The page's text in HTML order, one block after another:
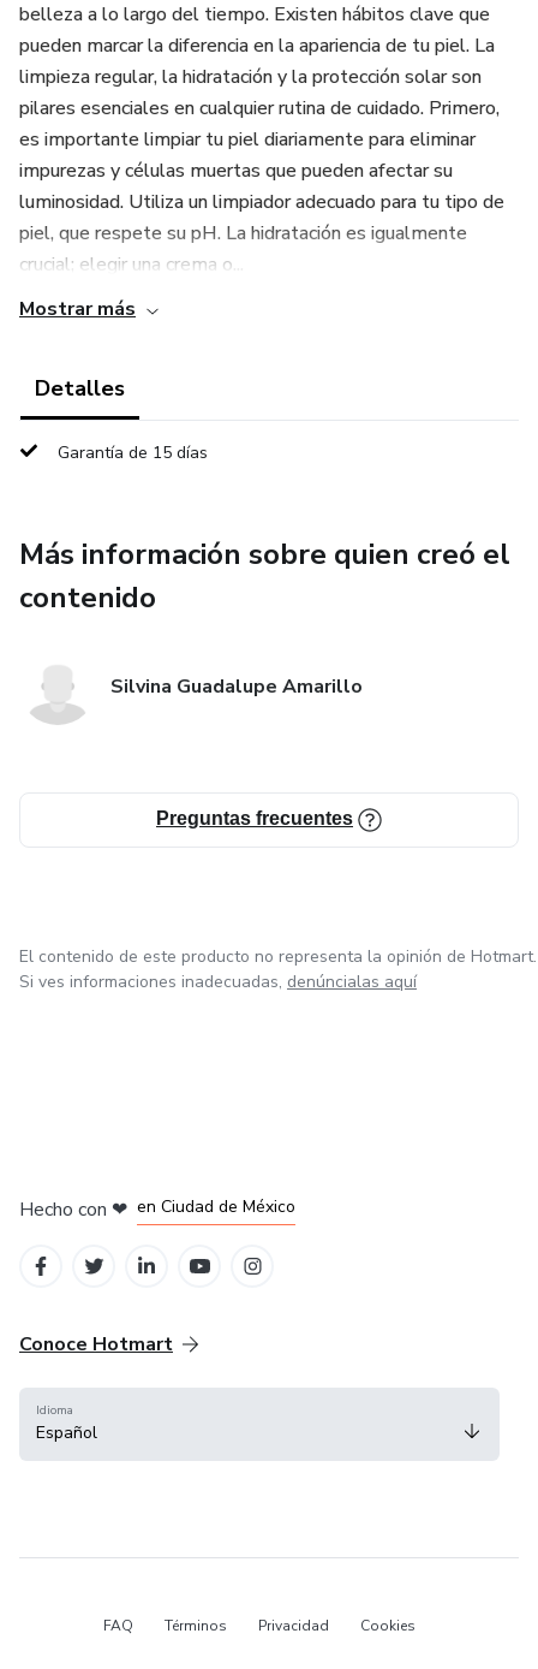
belleza a lo largo del tiempo. Existen hábitos clave que
pueden marcar la diferencia en la apariencia de tu piel. La
limpieza regular, la hidratación y la protección solar son
pilares esenciales en cualquier rutina de cuidado. Primero,
es importante limpiar tu piel diariamente para eliminar
impurezas y células muertas que pueden afectar su
luminosidad. Utiliza un limpiador adecuado para tu tipo de
piel, que respete su pH. La hidratación es igualmente
crucial; elegir una crema o...
Mostrar más
Detalles
Garantía de 15 días
Más información sobre quien creó el
contenido
Silvina Guadalupe Amarillo
Preguntas frecuentes
El contenido de este producto no representa la opinión de Hotmart.
Si ves informaciones inadecuadas, denúncialas aquí
Hecho con ❤ en Ciudad de México
Conoce Hotmart
Idioma
Español
FAQ Términos Privacidad Cookies